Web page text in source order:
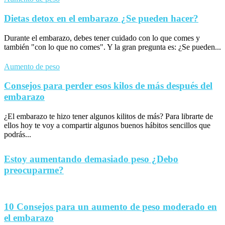
Dietas detox en el embarazo ¿Se pueden hacer?
Durante el embarazo, debes tener cuidado con lo que comes y
también "con lo que no comes". Y la gran pregunta es: ¿Se pueden...
Aumento de peso
Consejos para perder esos kilos de más después del
embarazo
¿El embarazo te hizo tener algunos kilitos de más? Para librarte de
ellos hoy te voy a compartir algunos buenos hábitos sencillos que
podrás...
Estoy aumentando demasiado peso ¿Debo
preocuparme?
10 Consejos para un aumento de peso moderado en
el embarazo